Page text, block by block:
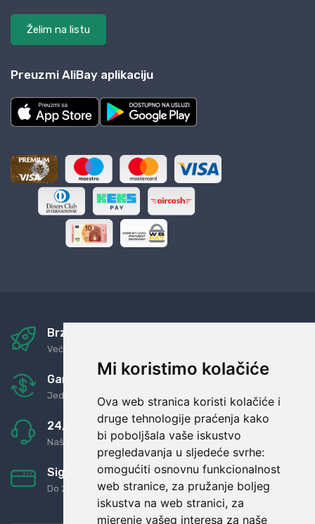
Mi koristimo kolačiće
Ova web stranica koristi kolačiće i
druge tehnologije praćenja kako
bi poboljšala vaše iskustvo
pregledavanja u sljedeće svrhe:
omogućiti osnovnu funkcionalnost
web stranice, za pružanje boljeg
iskustva na web stranici, za
mjerenje vašeg interesa za naše
Želim na listu
Preuzmi AliBay aplikaciju
Brza i sigurna dostava
Već za nekoliko dana kod vas
Garancija u povrat novaca
Jednostavno pravilo: Roba za novac
24/7 odlična podrška
Naši agenti uvijek na raspolaganju
Sigurno obročno plaćanje
Do 24 rata bez kamata